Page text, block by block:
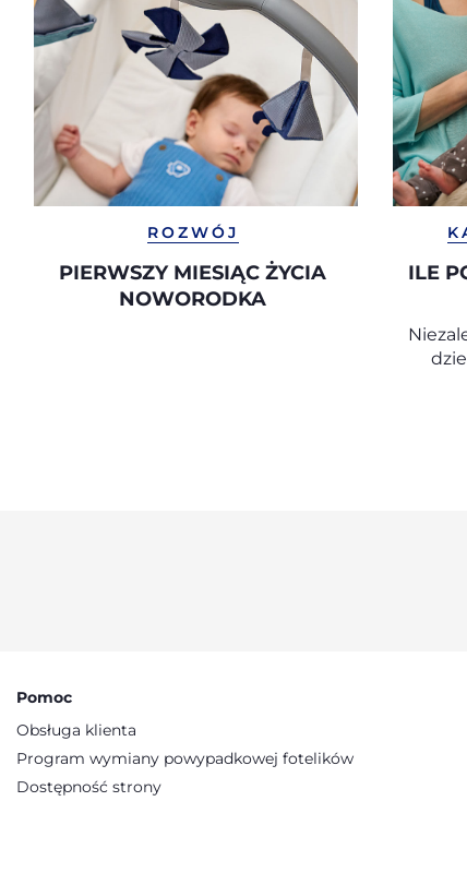
ROZWÓJ
PIERWSZY MIESIĄC ŻYCIA
NOWORODKA
ILE
Pomoc
Obsługa klienta
Program wymiany powypadkowej fotelików
Dostępność strony